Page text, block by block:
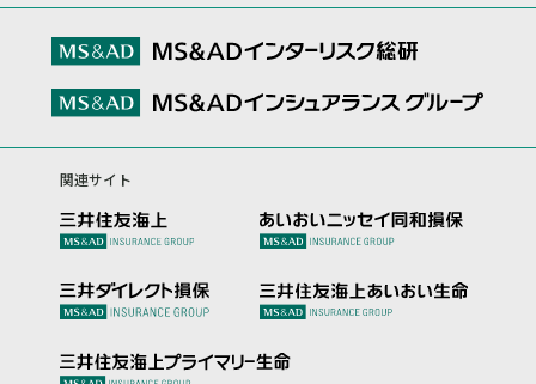
関連サイト